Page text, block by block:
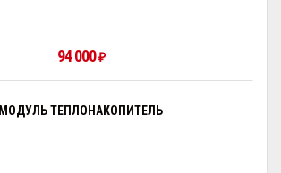
94 000₽
МОДУЛЬ ТЕПЛОНАКОПИТЕЛЬ